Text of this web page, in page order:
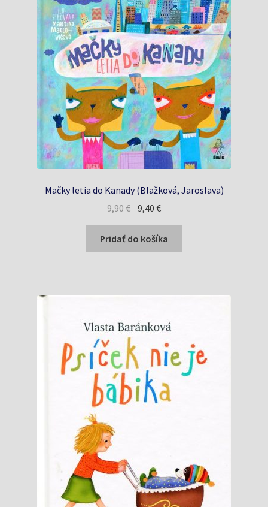
Mačky letia do Kanady (Blažková, Jaroslava)
9,90€ Pôvodná
cena
bola:
9,90 €.
9,40€Aktuálna
cena
je:
9,40 €.
Pridať do košíka